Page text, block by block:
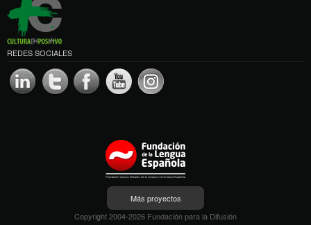
REDES SOCIALES
Más proyectos
Copyright 2004-2026 Fundación para la Difusión